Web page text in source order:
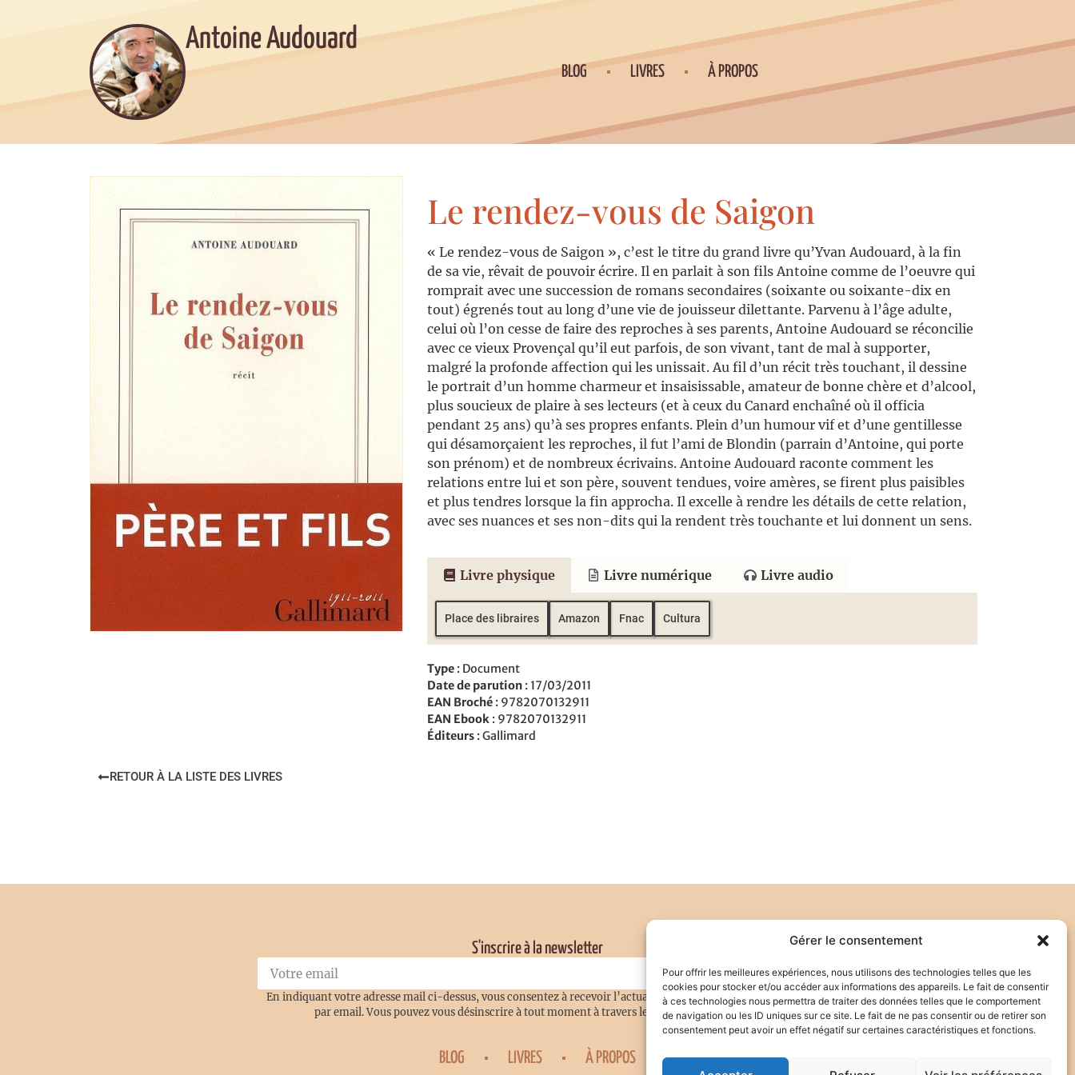
Gérer le consentement
Pour offrir les meilleures expériences, nous utilisons des technologies telles que les
cookies pour stocker et/ou accéder aux informations des appareils. Le fait de consentir
à ces technologies nous permettra de traiter des données telles que le comportement
de navigation ou les ID uniques sur ce site. Le fait de ne pas consentir ou de retirer son
consentement peut avoir un effet négatif sur certaines caractéristiques et fonctions.
Antoine Audouard
BLOG LIVRES À PROPOS
Le rendez-vous de Saigon
« Le rendez-vous de Saigon », c’est le titre du grand livre qu’Yvan Audouard, à la fin
de sa vie, rêvait de pouvoir écrire. Il en parlait à son fils Antoine comme de l’oeuvre qui
romprait avec une succession de romans secondaires (soixante ou soixante-dix en
tout) égrenés tout au long d’une vie de jouisseur dilettante. Parvenu à l’âge adulte,
celui où l’on cesse de faire des reproches à ses parents, Antoine Audouard se réconcilie
avec ce vieux Provençal qu’il eut parfois, de son vivant, tant de mal à supporter,
malgré la profonde affection qui les unissait. Au fil d’un récit très touchant, il dessine
le portrait d’un homme charmeur et insaisissable, amateur de bonne chère et d’alcool,
plus soucieux de plaire à ses lecteurs (et à ceux du Canard enchaîné où il officia
pendant 25 ans) qu’à ses propres enfants. Plein d’un humour vif et d’une gentillesse
qui désamorçaient les reproches, il fut l’ami de Blondin (parrain d’Antoine, qui porte
son prénom) et de nombreux écrivains. Antoine Audouard raconte comment les
relations entre lui et son père, souvent tendues, voire amères, se firent plus paisibles
et plus tendres lorsque la fin approcha. Il excelle à rendre les détails de cette relation,
avec ses nuances et ses non-dits qui la rendent très touchante et lui donnent un sens.
Livre physique Livre numérique Livre audio
Place des libraires Amazon Fnac Cultura
Type : Document
Date de parution : 17/03/2011
EAN Broché : 9782070132911
EAN Ebook : 9782070132911
Éditeurs : Gallimard
RETOUR À LA LISTE DES LIVRES
S'inscrire à la newsletter
S'INSCRIRE
En indiquant votre adresse mail ci-dessus, vous consentez à recevoir l’actualité du blog d’Antoine Audouard
par email. Vous pouvez vous désinscrire à tout moment à travers le lien de désinscription.
BLOG LIVRES À PROPOS